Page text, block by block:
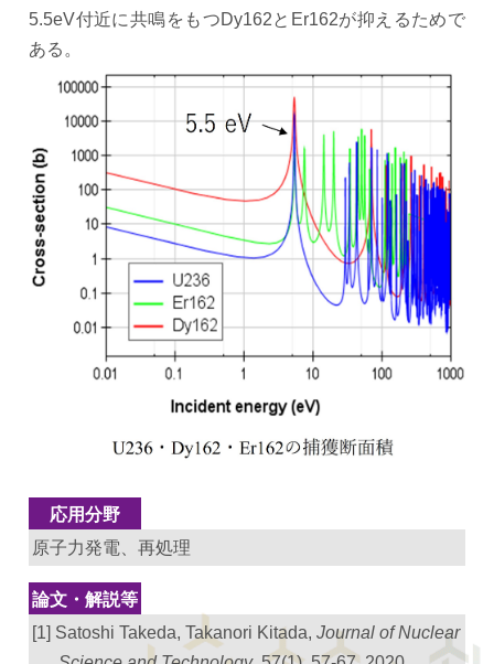
5.5eV付近に共鳴をもつDy162とEr162が抑えるためで
ある。
応用分野
原子力発電、再処理
論文・解説等
[1] Satoshi Takeda, Takanori Kitada,Journal of Nuclear